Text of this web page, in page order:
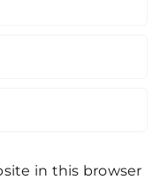
in this browser